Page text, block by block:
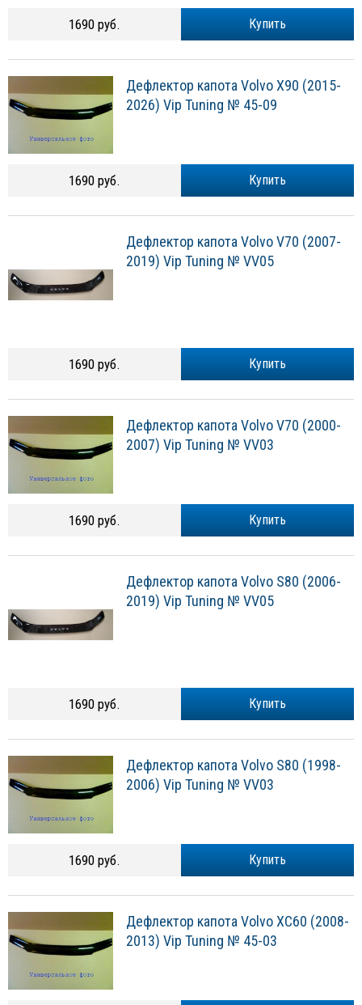
Купить
1690 руб.
Дефлектор капота Volvo X90 (2015-
2026) Vip Tuning № 45-09
Купить
1690 руб.
Дефлектор капота Volvo V70 (2007-
2019) Vip Tuning № VV05
Купить
1690 руб.
Дефлектор капота Volvo V70 (2000-
2007) Vip Tuning № VV03
Купить
1690 руб.
Дефлектор капота Volvo S80 (2006-
2019) Vip Tuning № VV05
Купить
1690 руб.
Дефлектор капота Volvo S80 (1998-
2006) Vip Tuning № VV03
Купить
1690 руб.
Дефлектор капота Volvo XC60 (2008-
2013) Vip Tuning № 45-03